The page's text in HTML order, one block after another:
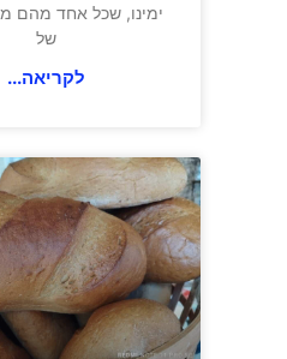
ימינו, שכל אחד מהם
של
לקריאה...